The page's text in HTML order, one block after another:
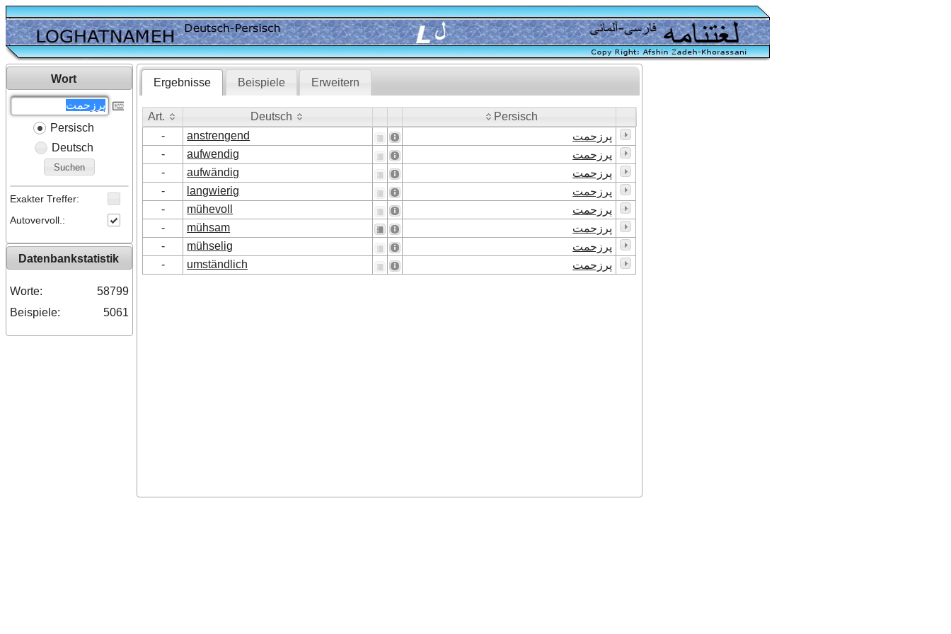
Wort
Persisch
Deutsch
Suchen
Exakter Treffer:
Autovervoll.:
Datenbankstatistik
Worte:
58799
Beispiele:
5061
Ergebnisse Beispiele Erweitern
Art. Deutsch
Persisch
- anstrengend
پرزحمت
-
aufwendig
پرزحمت
-
aufwändig
پرزحمت
-
langwierig
پرزحمت
-
mühevoll
پرزحمت
-
mühsam
پرزحمت
-
mühselig
پرزحمت
-
umständlich پرزحمت